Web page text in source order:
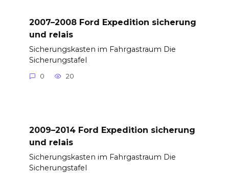
2007–2008 Ford Expedition sicherung
und relais
Sicherungskasten im Fahrgastraum Die
Sicherungstafel
0 20
2009–2014 Ford Expedition sicherung
und relais
Sicherungskasten im Fahrgastraum Die
Sicherungstafel